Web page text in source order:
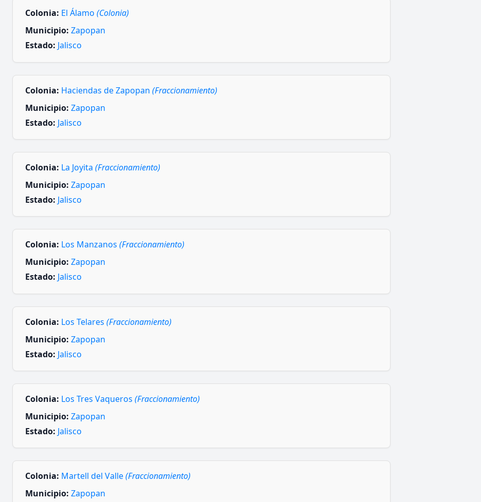
Colonia: El Álamo (Colonia)
Municipio: Zapopan
Estado: Jalisco
Colonia: Haciendas de Zapopan (Fraccionamiento)
Municipio: Zapopan
Estado: Jalisco
Colonia: La Joyita (Fraccionamiento)
Municipio: Zapopan
Estado: Jalisco
Colonia: Los Manzanos (Fraccionamiento)
Municipio: Zapopan
Estado: Jalisco
Colonia: Los Telares (Fraccionamiento)
Municipio: Zapopan
Estado: Jalisco
Colonia: Los Tres Vaqueros (Fraccionamiento)
Municipio: Zapopan
Estado: Jalisco
Colonia: Martell del Valle(Fraccionamiento)
Municipio: Zapopan